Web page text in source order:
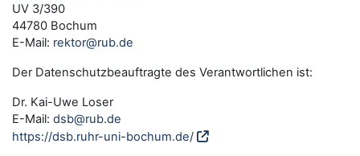
UV 3/390
44780 Bochum
E-Mail: rektor@rub.de
Der Datenschutzbeauftragte des Verantwortlichen ist:
Dr. Kai-Uwe Loser
E-Mail: dsb@rub.de
https://dsb.ruhr-uni-bochum.de/